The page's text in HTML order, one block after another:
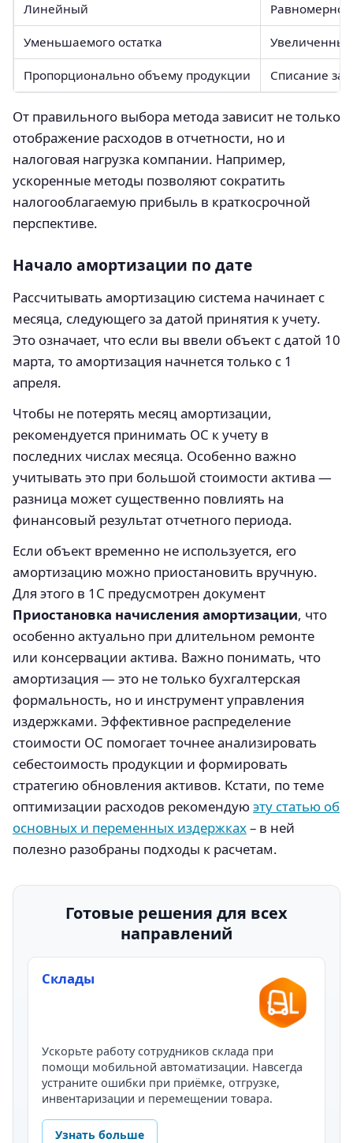
Линейный Равномерное
Уменьшаемого остатка
Пропорционально объему продукции Списание
От правильного выбора метода зависит не только
отображение расходов в отчетности, но и
налоговая нагрузка компании. Например,
ускоренные методы позволяют сократить
налогооблагаемую прибыль в краткосрочной
перспективе.
Начало амортизации по дате
Рассчитывать амортизацию система начинает с
месяца, следующего за датой принятия к учету.
Это означает, что если вы ввели объект с датой 10
марта, то амортизация начнется только с 1
апреля.
Чтобы не потерять месяц амортизации,
рекомендуется принимать ОС к учету в
последних числах месяца. Особенно важно
учитывать это при большой стоимости актива —
разница может существенно повлиять на
финансовый результат отчетного периода.
Если объект временно не используется, его
амортизацию можно приостановить вручную.
Для этого в 1С предусмотрен документ
Приостановка начисления амортизации, что
особенно актуально при длительном ремонте
или консервации актива. Важно понимать, что
амортизация — это не только бухгалтерская
формальность, но и инструмент управления
издержками. Эффективное распределение
стоимости ОС помогает точнее анализировать
себестоимость продукции и формировать
стратегию обновления активов. Кстати, по теме
оптимизации расходов рекомендую эту статью об
основных и переменных издержках– в ней
полезно разобраны подходы к расчетам.
Готовые решения для всех
направлений
Склады
Ускорьте работу сотрудников склада при
помощи мобильной автоматизации. Навсегда
устраните ошибки при приёмке, отгрузке,
инвентаризации и перемещении товара.
Узнать больше